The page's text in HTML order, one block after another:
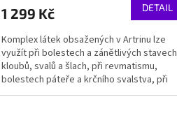
1 299 Kč DETAIL
Komplex látek obsažených v Artrinu lze
využít při bolestech a zánětlivých stavech
kloubů, svalů a šlach, při revmatismu,
bolestech páteře a krčního svalstva, při
poruchách...